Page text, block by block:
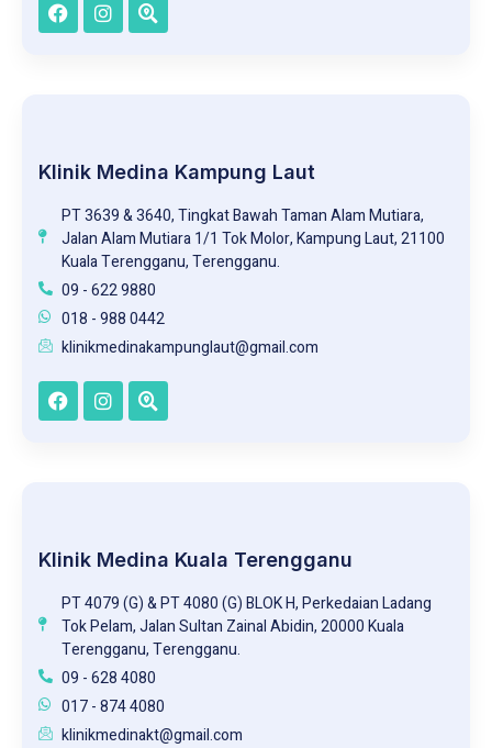
Klinik Medina Kampung Laut
PT 3639 & 3640, Tingkat Bawah Taman Alam Mutiara,
Jalan Alam Mutiara 1/1 Tok Molor, Kampung Laut, 21100
Kuala Terengganu, Terengganu.
09 - 622 9880
018 - 988 0442
klinikmedinakampunglaut@gmail.com
Klinik Medina Kuala Terengganu
PT 4079 (G) & PT 4080 (G) BLOK H, Perkedaian Ladang
Tok Pelam, Jalan Sultan Zainal Abidin, 20000 Kuala
Terengganu, Terengganu.
09 - 628 4080
017 - 874 4080
klinikmedinakt@gmail.com